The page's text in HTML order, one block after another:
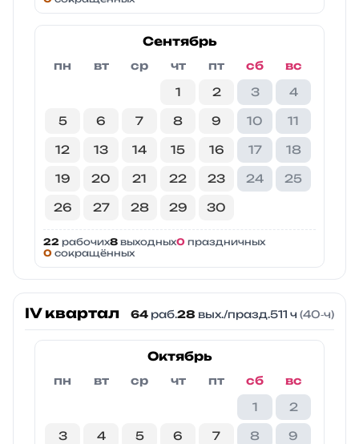
Сентябрь
пн вт ср чт пт сб
вс
1
2 3 4
5 6 7 8 9 10 11
12 13 14 15 16 17 18
19 20 21 22 23 24 25
26 27 28 29 30
22 рабочих8 выходных0 праздничных
0 сокращённых
IV квартал 64 раб.28 вых./празд.511 ч (40‑ч)
Октябрь
пн вт ср чт пт сб
вс
1
2
3 4 5 6 7 8 9